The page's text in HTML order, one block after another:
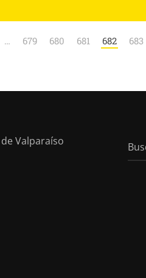
… 679 680 681 682 683
Valparaíso